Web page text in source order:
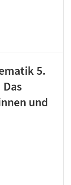
5.
und